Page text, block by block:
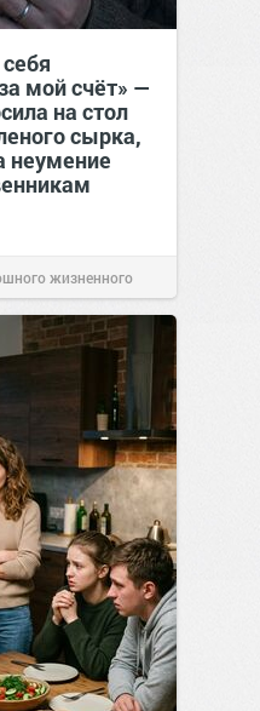
мой счёт» —
на стол
сырка,
неумение
жизненного